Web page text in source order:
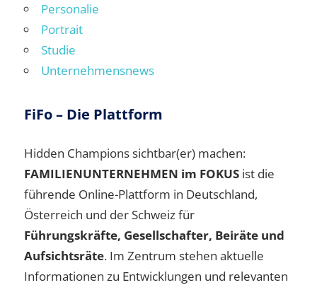
Personalie
Portrait
Studie
Unternehmensnews
FiFo – Die Plattform
Hidden Champions sichtbar(er) machen:
FAMILIENUNTERNEHMEN im FOKUS ist die
führende Online-Plattform in Deutschland,
Österreich und der Schweiz für
Führungskräfte, Gesellschafter, Beiräte und
Aufsichtsräte. Im Zentrum stehen aktuelle
Informationen zu Entwicklungen und relevanten